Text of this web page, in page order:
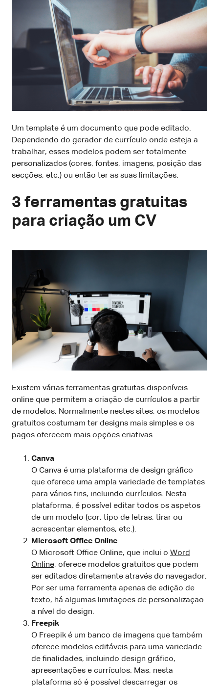
Um template é um documento que pode editado.
Dependendo do gerador de currículo onde esteja a
trabalhar, esses modelos podem ser totalmente
personalizados (cores, fontes, imagens, posição das
secções, etc.) ou então ter as suas limitações.
3 ferramentas gratuitas
para criação um CV
Existem várias ferramentas gratuitas disponíveis
online que permitem a criação de currículos a partir
de modelos. Normalmente nestes sites, os modelos
gratuitos costumam ter designs mais simples e os
pagos oferecem mais opções criativas.
Canva
O Canva é uma plataforma de design gráfico
que oferece uma ampla variedade de templates
para vários fins, incluindo currículos. Nesta
plataforma, é possível editar todos os aspetos
de um modelo (cor, tipo de letras, tirar ou
acrescentar elementos, etc.).
Microsoft Office Online
O Microsoft Office Online, que inclui o Word
Online, oferece modelos gratuitos que podem
ser editados diretamente através do navegador.
Por ser uma ferramenta apenas de edição de
texto, há algumas limitações de personalização
a nível do design.
Freepik
O Freepik é um banco de imagens que também
oferece modelos editáveis para uma variedade
de finalidades, incluindo design gráfico,
apresentações e currículos. Mas, nesta
plataforma só é possível descarregar os